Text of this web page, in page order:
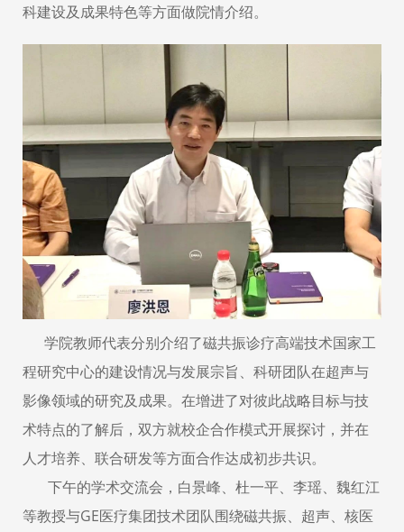
科建设及成果特色等方面做院情介绍。
学院教师代表分别介绍了磁共振诊疗高端技术国家工
程研究中心的建设情况与发展宗旨、科研团队在超声与
影像领域的研究及成果。在增进了对彼此战略目标与技
术特点的了解后，双方就校企合作模式开展探讨，并在
人才培养、联合研发等方面合作达成初步共识。
下午的学术交流会，白景峰、杜一平、李瑶、魏红江
等教授与GE医疗集团技术团队围绕磁共振、超声、核医